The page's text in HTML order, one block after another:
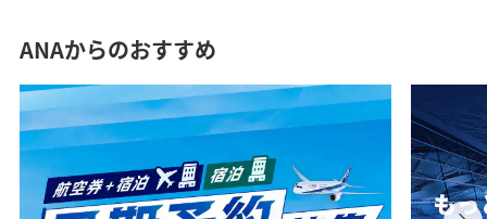
ANAからのおすすめ